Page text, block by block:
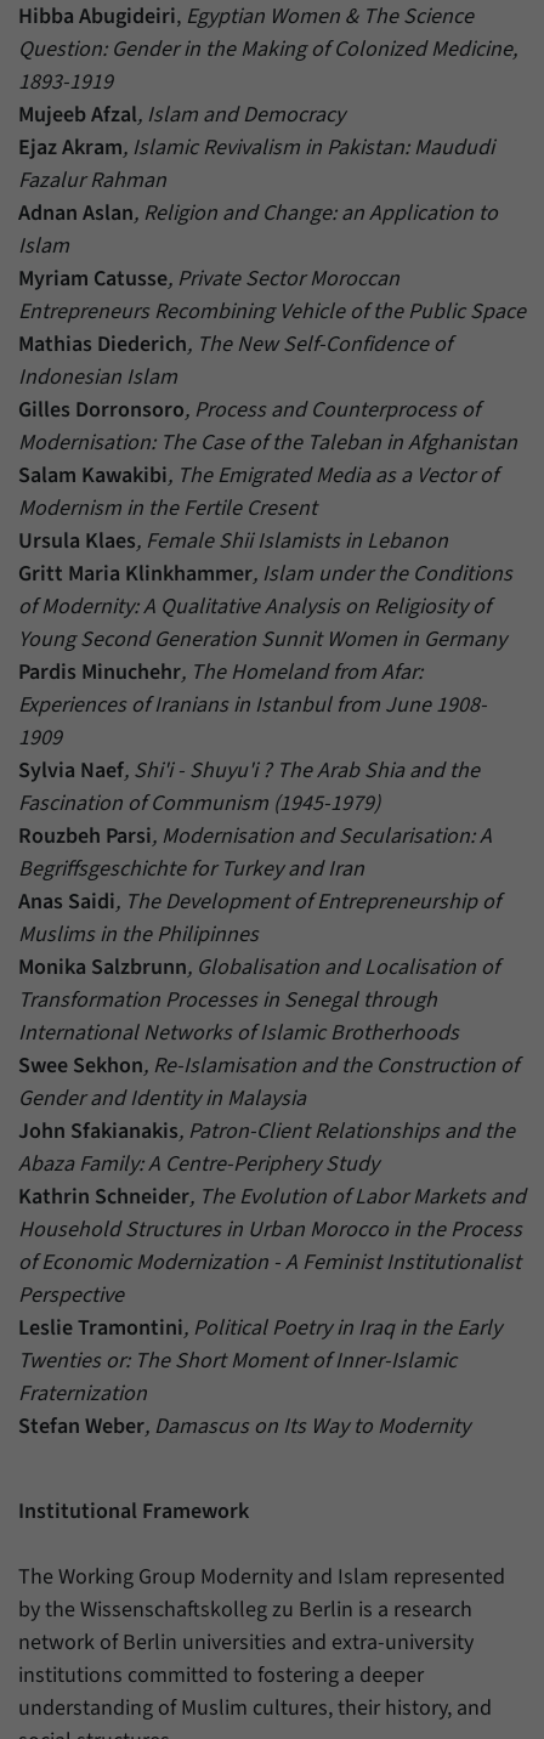
Hibba Abugideiri, Egyptian Women & The Science
Question: Gender in the Making of Colonized Medicine,
1893-1919
Mujeeb Afzal, Islam and Democracy
Ejaz Akram, Islamic Revivalism in Pakistan: Maududi
Fazalur Rahman
Adnan Aslan, Religion and Change: an Application to
Islam
Myriam Catusse, Private Sector Moroccan
Entrepreneurs Recombining Vehicle of the Public Space
Mathias Diederich, The New Self-Confidence of
Indonesian Islam
Gilles Dorronsoro, Process and Counterprocess of
Modernisation: The Case of the Taleban in Afghanistan
Salam Kawakibi, The Emigrated Media as a Vector of
Modernism in the Fertile Cresent
Ursula Klaes, Female Shii Islamists in Lebanon
Gritt Maria Klinkhammer, Islam under the Conditions
of Modernity: A Qualitative Analysis on Religiosity of
Young Second Generation Sunnit Women in Germany
Pardis Minuchehr, The Homeland from Afar:
Experiences of Iranians in Istanbul from June 1908-
1909
Sylvia Naef, Shi'i - Shuyu'i ? The Arab Shia and the
Fascination of Communism (1945-1979)
Rouzbeh Parsi, Modernisation and Secularisation: A
Begriffsgeschichte for Turkey and Iran
Anas Saidi, The Development of Entrepreneurship of
Muslims in the Philipinnes
Monika Salzbrunn, Globalisation and Localisation of
Transformation Processes in Senegal through
International Networks of Islamic Brotherhoods
Swee Sekhon, Re-Islamisation and the Construction of
Gender and Identity in Malaysia
John Sfakianakis, Patron-Client Relationships and the
Abaza Family: A Centre-Periphery Study
Kathrin Schneider, The Evolution of Labor Markets and
Household Structures in Urban Morocco in the Process
of Economic Modernization - A Feminist Institutionalist
Perspective
Leslie Tramontini, Political Poetry in Iraq in the Early
Twenties or: The Short Moment of Inner-Islamic
Fraternization
Stefan Weber, Damascus on Its Way to Modernity
Institutional Framework
The Working Group Modernity and Islam represented
by the Wissenschaftskolleg zu Berlin is a research
network of Berlin universities and extra-university
institutions committed to fostering a deeper
understanding of Muslim cultures, their history, and